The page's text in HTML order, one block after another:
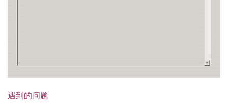
遇到的问题